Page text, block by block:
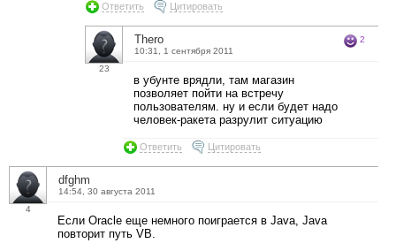
Ответить Цитировать
23
Thero
10:31, 1 сентября 2011
2
в убунте врядли, там магазин
позволяет пойти на встречу
пользователям. ну и если будет надо
человек-ракета разрулит ситуацию
Ответить Цитировать
4
dfghm
14:54, 30 августа 2011
Если Oracle еще немного поиграется в Java, Java
повторит путь VB.